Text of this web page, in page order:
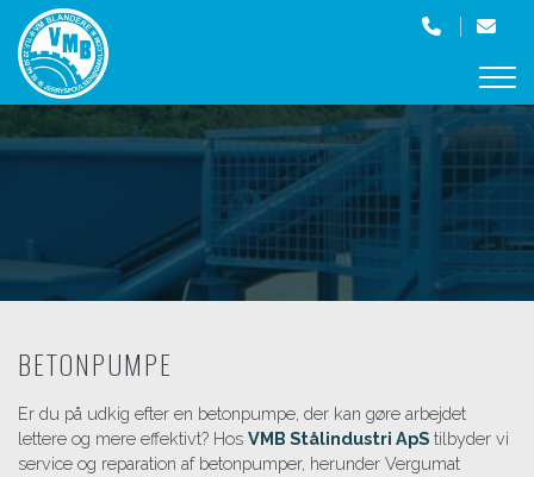
til
hovedindhold
BETONPUMPE
Er du på udkig efter en betonpumpe, der kan gøre arbejdet
lettere og mere effektivt? Hos VMB Stålindustri ApS tilbyder vi
service og reparation af betonpumper, herunder Vergumat